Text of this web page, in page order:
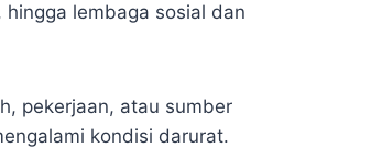
lembaga sosial dan
pekerjaan, atau sumber
kondisi darurat.